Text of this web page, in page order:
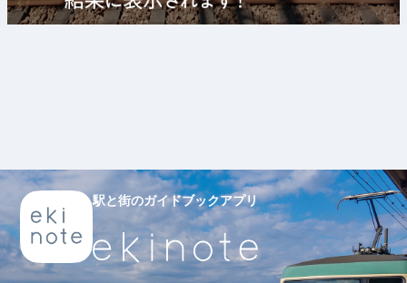
駅と街のガイドブックアプリ